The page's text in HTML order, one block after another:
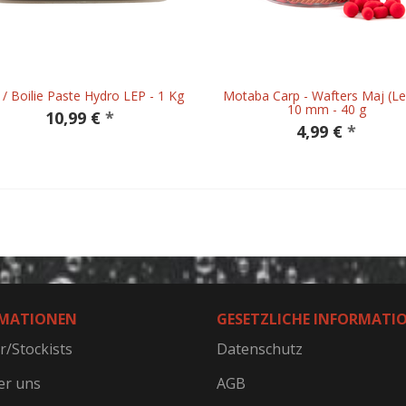
Boilie Paste Hydro LEP - 1 Kg
10,99 € *
Motaba Carp - Wafters Maj
10 mm - 40 g
4,99 € *
Stockists
uns
GESETZLICHE
Datenschutz
AGB